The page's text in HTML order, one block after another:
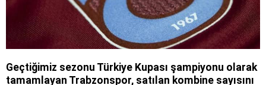
Geçtiğimiz sezonu Türkiye Kupası şampiyonu olarak
tamamlayan Trabzonspor, satılan kombine sayısını